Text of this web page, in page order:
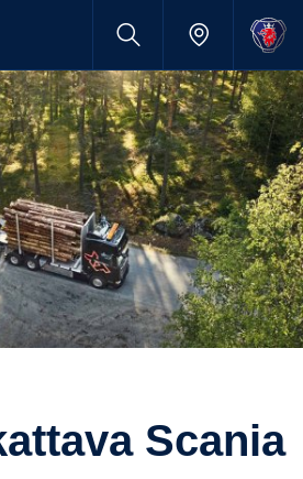
Scania